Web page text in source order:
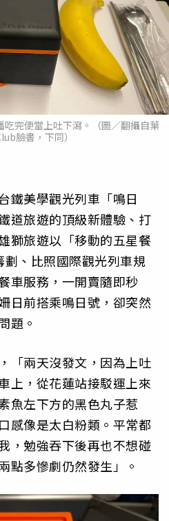
完便當上吐下瀉。（圖／翻攝自葉
臉書，下同）
鐵美學觀光列車「鳴日
道旅遊的頂級新體驗、打
獅旅遊以「移動的五星餐
、比照國際觀光列車規
車服務，一開賣隨即秒
日前搭乘鳴日號，卻突然
題。
「兩天沒發文，因為上吐
上，從花蓮站接駁運上來
魚左下方的黑色丸子惹
感像是太白粉類。平常都
，勉強吞下後再也不想碰
點多慘劇仍然發生」。